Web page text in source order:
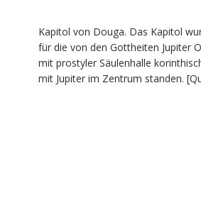
Kapitol von Douga. Das Kapitol
für die von den Gottheiten Jupiter
mit prostyler Säulenhalle
mit Jupiter im Zentrum standen.